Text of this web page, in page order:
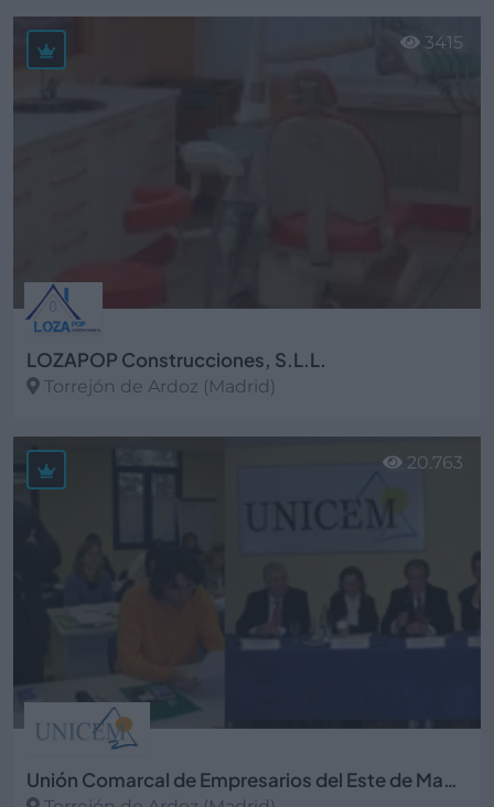
Ver más
LOZAPOP Construcciones, S.L.L.
Torrejón de Ardoz (Madrid)
Ver más
3415
Unión Comarcal de Empresarios del Este de Madrid
20.763